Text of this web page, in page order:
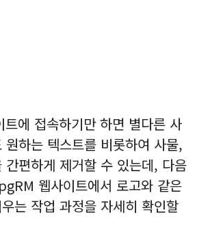
에 접속하기만 하면 별다른 사
원하는 텍스트를 비롯하여 사물,
간편하게 제거할 수 있는데, 다음
웹사이트에서 로고와 같은
는 작업 과정을 자세히 확인할